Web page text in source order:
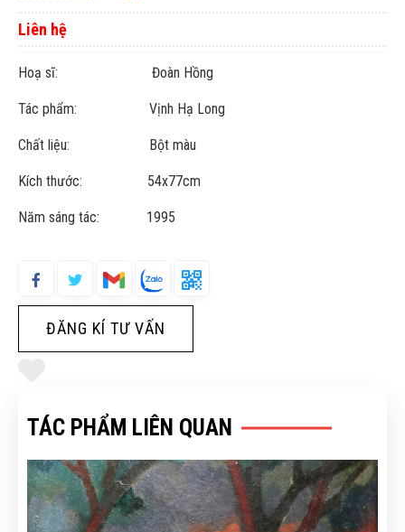
Liên hệ
Hoạ sĩ: Đoàn Hồng
Tác phẩm: Vịnh Hạ Long
Chất liệu: Bột màu
Kích thước: 54x77cm
Năm sáng tác: 1995
ĐĂNG KÍ TƯ VẤN
TÁC PHẨM LIÊN QUAN